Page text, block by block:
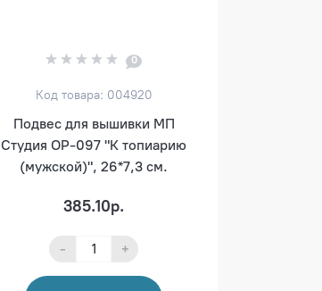
0
Код товара: 004920
Подвес для вышивки МП
Студия ОР-097 "К топиарию
(мужской)", 26*7,3 см.
385.10р.
- +